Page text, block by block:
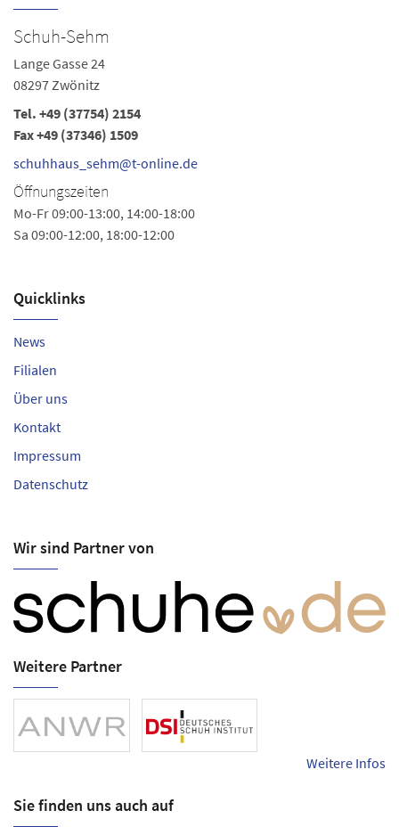
Schuh-Sehm
Lange Gasse 24
08297 Zwönitz
Tel. +49 (37754) 2154
Fax +49 (37346) 1509
schuhhaus_sehm@t-online.de
Öffnungszeiten
Mo-Fr 09:00-13:00, 14:00-18:00
Sa 09:00-12:00, 18:00-12:00
Quicklinks
News
Filialen
Über uns
Kontakt
Impressum
Datenschutz
Wir sind Partner von
Weitere Partner
Weitere Infos
Sie finden uns auch auf